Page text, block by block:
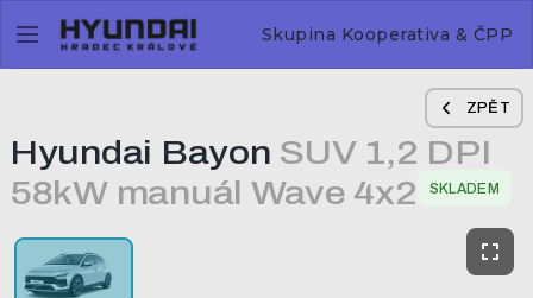
Skupina Kooperativa & ČPP
ZPĚT
Hyundai Bayon SUV 1,2 DPI
58kW manuál Wave 4x2 SKLADEM